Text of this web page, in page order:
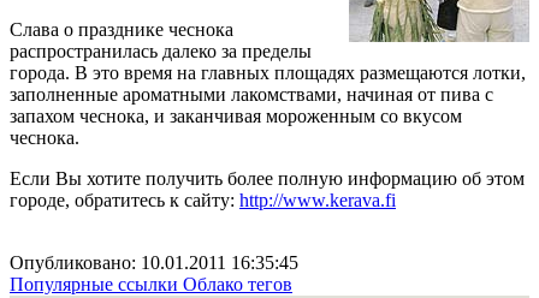
Слава о празднике чеснока
распространилась далеко за пределы
города. В это время на главных площадях размещаются лотки,
заполненные ароматными лакомствами, начиная от пива с
запахом чеснока, и заканчивая мороженным со вкусом
чеснока.
Если Вы хотите получить более полную информацию об этом
городе, обратитесь к сайту: http://www.kerava.fi
Опубликовано: 10.01.2011 16:35:45
Популярные ссылки Облако тегов